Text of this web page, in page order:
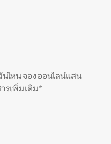
นไหน จองออนไลน์แสน
รเพิ่มเติม*